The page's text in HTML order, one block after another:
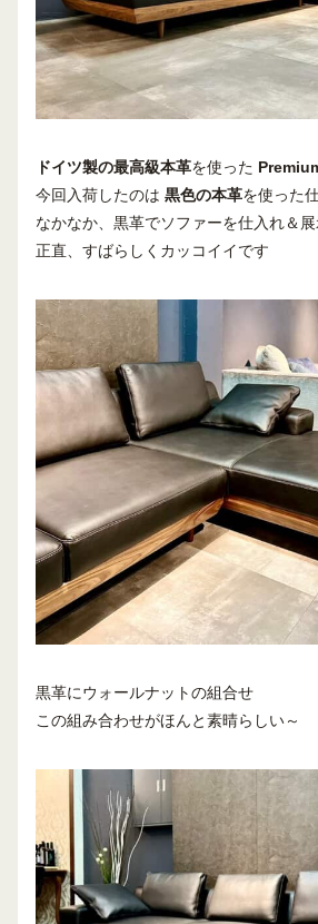
ドイツ製の最高級本革を使った
今回入荷したのは 黒色の本革を使った
なかなか、黒革でソファーを仕入れ＆
正直、すばらしくカッコイイです
黒革にウォールナットの組合せ
この組み合わせがほんと素晴らしい～